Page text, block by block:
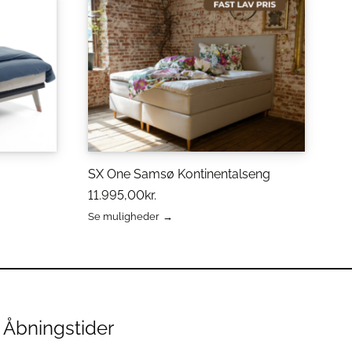
SX One Samsø Kontinentalseng
11.995,00kr.
Se muligheder
flere
kan
vælges
Åbningstider